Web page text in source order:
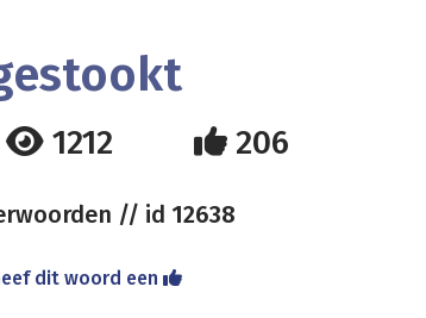
1212 206
// id 12638
dit woord een